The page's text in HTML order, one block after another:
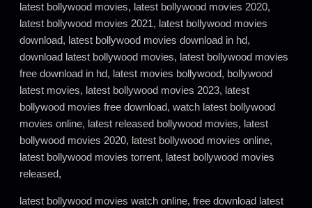
latest bollywood movies, latest bollywood movies 2020,
latest bollywood movies 2021, latest bollywood movies
download, latest bollywood movies download in hd,
download latest bollywood movies, latest bollywood movies
free download in hd, latest movies bollywood, bollywood
latest movies, latest bollywood movies 2023, latest
bollywood movies free download, watch latest bollywood
movies online, latest released bollywood movies, latest
bollywood movies 2020, latest bollywood movies online,
latest bollywood movies torrent, latest bollywood movies
released,
latest bollywood movies watch online, free download latest